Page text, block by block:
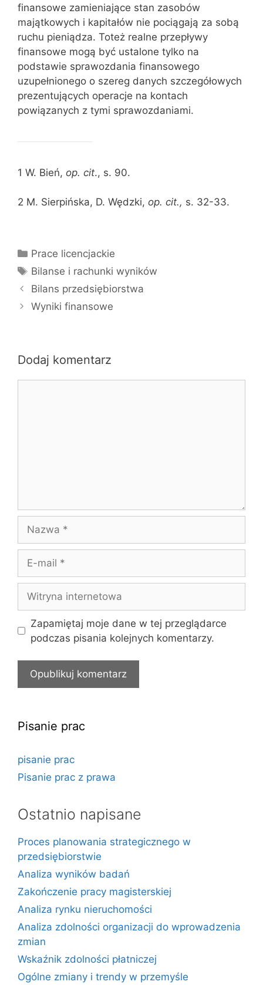
finansowe zamieniające stan zasobów
majątkowych i kapitałów nie pociągają za sobą
ruchu pieniądza. Toteż realne przepływy
finansowe mogą być ustalone tylko na
podstawie sprawozdania finansowego
uzupełnionego o szereg danych szczegółowych
prezentujących operacje na kontach
powiązanych z tymi sprawozdaniami.
1 W. Bień, op. cit., s. 90.
2 M. Sierpińska, D. Wędzki, op. cit., s. 32-33.
Kategorie
Prace licencjackie
Tagi
Bilanse i rachunki wyników
Bilans przedsiębiorstwa
Wyniki finansowe
Dodaj komentarz
mail
internetowa
Zapamiętaj moje dane w tej przeglądarce
podczas pisania kolejnych komentarzy.
Pisanie prac
pisanie prac
Pisanie prac z prawa
Ostatnio napisane
Proces planowania strategicznego w
przedsiębiorstwie
Analiza wyników badań
Zakończenie pracy magisterskiej
Analiza rynku nieruchomości
Analiza zdolności organizacji do wprowadzenia
zmian
Wskaźnik zdolności płatniczej
Ogólne zmiany i trendy w przemyśle